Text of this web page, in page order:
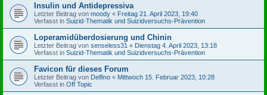
Insulin und Antidepressiva
Letzter Beitrag von moody « Freitag 21. April 2023, 19:40
Verfasst in Suizid-Thematik und Suizidversuchs-Prävention
Loperamidüberdosierung und Chinin
Letzter Beitrag von senseless31 « Dienstag 4. April 2023, 13:18
Verfasst in Suizid-Thematik und Suizidversuchs-Prävention
Favicon für dieses Forum
Letzter Beitrag von Delfino « Mittwoch 15. Februar 2023, 10:28
Verfasst in Off Topic